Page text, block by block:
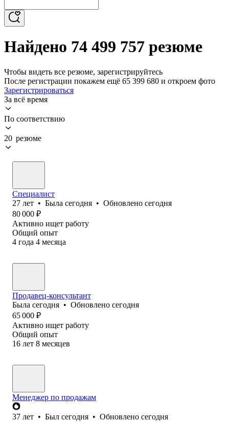
Найдено 74 499 757 резюме
Чтобы видеть все резюме, зарегистрируйтесь
После регистрации покажем ещё 65 399 680 и откроем фото
Зарегистрироваться
За всё время
По соответствию
20 резюме
Специалист
27 лет • Была сегодня • Обновлено сегодня
80 000 ₽
Активно ищет работу
Общий опыт
4 года 4 месяца
Продавец-консультант
Была сегодня • Обновлено сегодня
65 000 ₽
Активно ищет работу
Общий опыт
16 лет 8 месяцев
Менеджер по продажам
37 лет • Был сегодня • Обновлено сегодня